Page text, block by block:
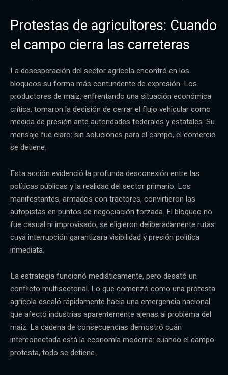
Protestas de agricultores: Cuando
el campo cierra las carreteras
La desesperación del sector agrícola encontró en los
bloqueos su forma más contundente de expresión. Los
productores de maíz, enfrentando una situación económica
crítica, tomaron la decisión de cerrar el flujo vehicular como
medida de presión ante autoridades federales y estatales. Su
mensaje fue claro: sin soluciones para el campo, el comercio
se detiene.
Esta acción evidenció la profunda desconexión entre las
políticas públicas y la realidad del sector primario. Los
manifestantes, armados con tractores, convirtieron las
autopistas en puntos de negociación forzada. El bloqueo no
fue casual ni improvisado; se eligieron deliberadamente rutas
cuya interrupción garantizara visibilidad y presión política
inmediata.
La estrategia funcionó mediáticamente, pero desató un
conflicto multisectorial. Lo que comenzó como una protesta
agrícola escaló rápidamente hacia una emergencia nacional
que afectó industrias aparentemente ajenas al problema del
maíz. La cadena de consecuencias demostró cuán
interconectada está la economía moderna: cuando el campo
protesta, todo se detiene.